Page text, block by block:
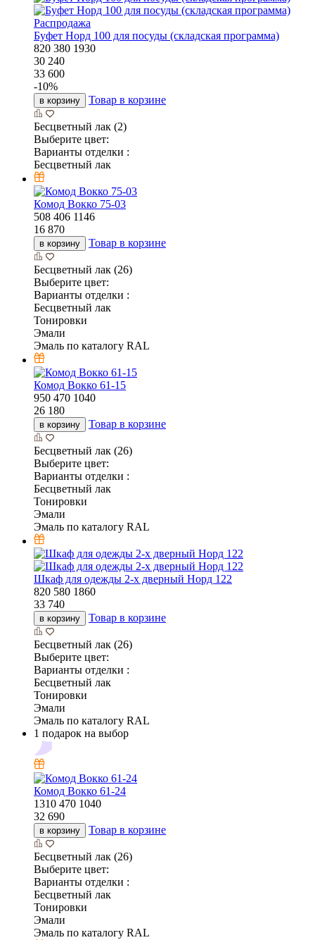
Распродажа
Буфет Норд 100 для посуды (складская программа)
820 380 1930
30 240
33 600
-10%
в корзину Товар в корзине
Бесцветный лак (2)
Выберите цвет:
Варианты отделки :
Бесцветный лак
Комод Вокко 75-03
508 406 1146
16 870
в корзину Товар в корзине
Бесцветный лак (26)
Выберите цвет:
Варианты отделки :
Бесцветный лак
Тонировки
Эмали
Эмаль по каталогу RAL
Комод Вокко 61-15
950 470 1040
26 180
в корзину Товар в корзине
Бесцветный лак (26)
Выберите цвет:
Варианты отделки :
Бесцветный лак
Тонировки
Эмали
Эмаль по каталогу RAL
Шкаф для одежды 2-х дверный Норд 122
820 580 1860
33 740
в корзину Товар в корзине
Бесцветный лак (26)
Выберите цвет:
Варианты отделки :
Бесцветный лак
Тонировки
Эмали
Эмаль по каталогу RAL
1 подарок на выбор
Комод Вокко 61-24
1310 470 1040
32 690
в корзину Товар в корзине
Бесцветный лак (26)
Выберите цвет:
Варианты отделки :
Бесцветный лак
Тонировки
Эмали
Эмаль по каталогу RAL